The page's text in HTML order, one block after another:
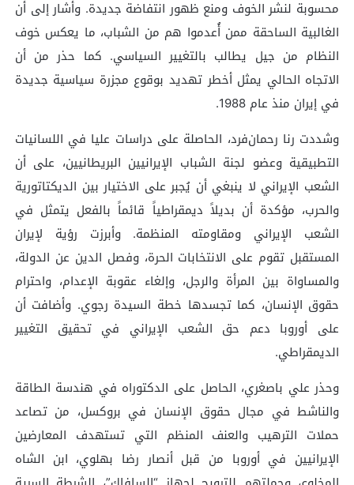
محسوبة لنشر الخوف ومنع ظهور انتفاضة جديدة. وأشار إلى أن
الغالبية الساحقة ممن أُعدموا هم من الشباب، ما يعكس خوف
النظام من جيل يطالب بالتغيير السياسي. كما حذر من أن
الاتجاه الحالي يمثل أخطر تهديد بوقوع مجزرة سياسية جديدة
في إيران منذ عام 1988.
وشددت رنا رحمان‌فرد، الحاصلة على دراسات عليا في اللسانيات
التطبيقية وعضو لجنة الشباب الإيرانيين البريطانيين، على أن
الشعب الإيراني لا ينبغي أن يُجبر على الاختيار بين الديكتاتورية
والحرب، مؤكدة أن بديلاً ديمقراطياً قائماً بالفعل يتمثل في
الشعب الإيراني ومقاومته المنظمة. وأبرزت رؤية لإيران
المستقبل تقوم على الانتخابات الحرة، وفصل الدين عن الدولة،
والمساواة بين المرأة والرجل، وإلغاء عقوبة الإعدام، واحترام
حقوق الإنسان، كما تجسدها خطة السيدة رجوي. وأضافت أن
على أوروبا دعم حق الشعب الإيراني في تحقيق التغيير
الديمقراطي.
وحذر علي باصغري، الحاصل على الدكتوراه في هندسة الطاقة
والناشط في مجال حقوق الإنسان في بروكسل، من تصاعد
حملات الترهيب والعنف المنظم التي تستهدف المعارضين
الإيرانيين في أوروبا من قبل أنصار رضا بهلوي، ابن الشاه